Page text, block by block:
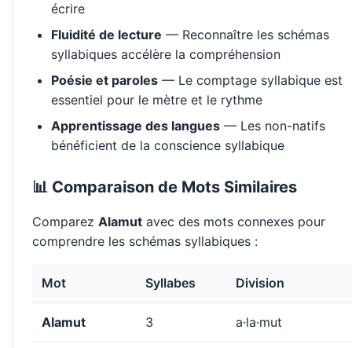
écrire
Fluidité de lecture — Reconnaître les schémas
syllabiques accélère la compréhension
Poésie et paroles — Le comptage syllabique est
essentiel pour le mètre et le rythme
Apprentissage des langues — Les non-natifs
bénéficient de la conscience syllabique
📊 Comparaison de Mots Similaires
Comparez Alamut avec des mots connexes pour
comprendre les schémas syllabiques :
Mot Syllabes Division
Alamut 3 a·la·mut